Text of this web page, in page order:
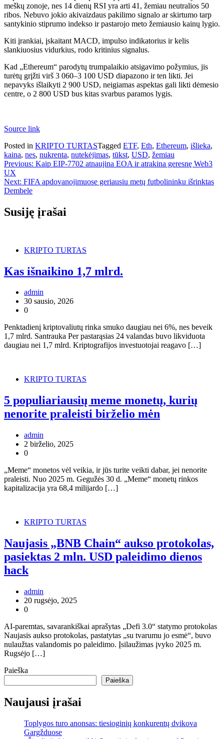
meškų zonoje, nes 14 dienų RSI yra arti 41, žemiau neutralios 50
ribos. Nebuvo jokio akivaizdaus pakilimo signalo ar skirtumo tarp
santykinio stiprumo indekso ir pastarojo meto žemiausio kainų lygio.
Kiti įrankiai, įskaitant MACD, impulso indikatorius ir kelis
slankiuosius vidurkius, rodo kritinius signalus.
Kad „Ethereum“ parodytų trumpalaikio atsigavimo požymius, jis
turėtų grįžti virš 3 060–3 100 USD diapazono ir ten likti. Jei
nepavyks išlaikyti 2 900 USD, neigiamas aspektas gali likti dėmesio
centre, o 2 800 USD bus kitas svarbus paramos lygis.
Source link
Posted in KRIPTO TURTASTagged ETF, Eth, Ethereum, išlieka,
kaina, nes, nukrenta, nutekėjimas, tūkst, USD, žemiau
Navigacija
tarp
įrašų
Previous: Kaip EIP-7702 atnaujina EOA ir atrakina geresnę Web3
UX
Next: FIFA apdovanojimuose geriausiu metų futbolininku išrinktas
Dembele
Susiję įrašai
KRIPTO TURTAS
Kas išnaikino 1,7 mlrd.
admin
30 sausio, 2026
0
Penktadienį kriptovaliutų rinka smuko daugiau nei 6%, nes beveik
1,7 mlrd. Santrauka Per pastarąsias 24 valandas buvo likviduota
daugiau nei 1,7 mlrd. Kriptografijos investuotojai reagavo […]
KRIPTO TURTAS
5 populiariausių meme monetų, kurių
nenorite praleisti birželio mėn
admin
2 birželio, 2025
0
„Meme“ monetos vėl veikia, ir jūs turite veikti dabar, jei nenorite
praleisti. Nuo 2025 m. Gegužės 30 d. „Meme“ monetų rinkos
kapitalizacija yra 68,4 milijardo […]
KRIPTO TURTAS
Naujasis „BNB Chain“ aukso protokolas,
pasiektas 2 mln. USD paleidimo dienos
hack
admin
20 rugsėjo, 2025
0
AI-paremtas, savarankiškai aprašytas „Defi 3.0“ statymo protokolas
Naujasis aukso protokolas, pastatytas „su tvarumu jo esmė“, buvo
nulaužtas valandomis po paleidimo. Įsilaužimas įvyko 2025 m.
Rugsėjo […]
Paieška
Paieška
Naujausi įrašai
Toplygos turo anonsas: tiesioginių konkurentų dvikova
Gargžduose